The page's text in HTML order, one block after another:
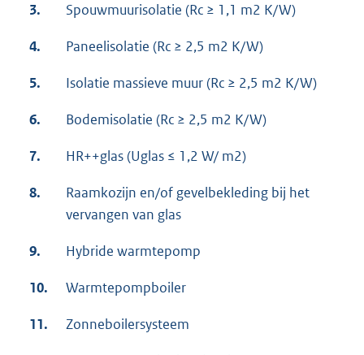
3. Spouwmuurisolatie (Rc ≥ 1,1 m2 K/W)
4. Paneelisolatie (Rc ≥ 2,5 m2 K/W)
5. Isolatie massieve muur (Rc ≥ 2,5 m2 K/W)
6. Bodemisolatie (Rc ≥ 2,5 m2 K/W)
7. HR++glas (Uglas ≤ 1,2 W/ m2)
8.
Raamkozijn en/of gevelbekleding bij het
vervangen van glas
9. Hybride warmtepomp
10. Warmtepompboiler
11. Zonneboilersysteem